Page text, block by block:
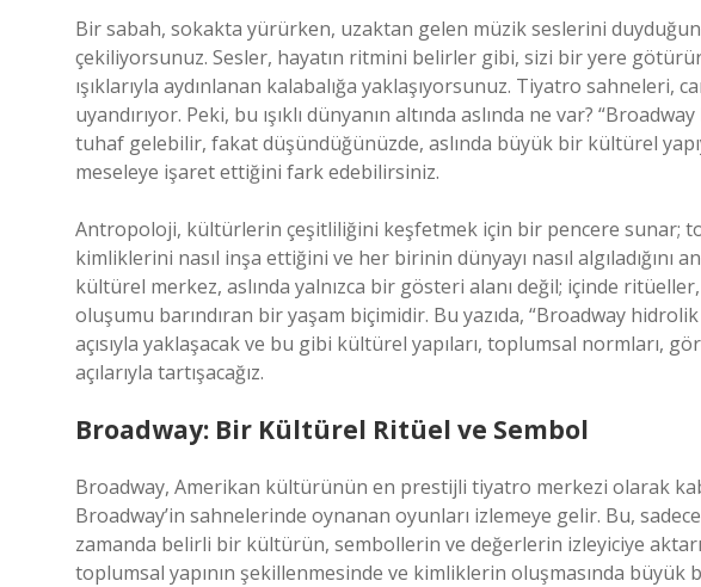
Bir sabah, sokakta yürürken, uzaktan gelen müzik seslerini
çekiliyorsunuz. Sesler, hayatın ritmini belirler gibi, sizi bir yere
ışıklarıyla aydınlanan kalabalığa yaklaşıyorsunuz. Tiyatro sahneleri,
uyandırıyor. Peki, bu ışıklı dünyanın altında aslında ne var?
tuhaf gelebilir, fakat düşündüğünüzde, aslında büyük bir kültürel
meseleye işaret ettiğini fark edebilirsiniz.
Antropoloji, kültürlerin çeşitliliğini keşfetmek için bir pencere sunar;
kimliklerini nasıl inşa ettiğini ve her birinin dünyayı nasıl algıladığını
kültürel merkez, aslında yalnızca bir gösteri alanı değil; içinde
oluşumu barındıran bir yaşam biçimidir. Bu yazıda, “Broadway
açısıyla yaklaşacak ve bu gibi kültürel yapıları, toplumsal normları,
açılarıyla tartışacağız.
Broadway: Bir Kültürel Ritüel ve Sembol
Broadway, Amerikan kültürünün en prestijli tiyatro merkezi olarak
Broadway’in sahnelerinde oynanan oyunları izlemeye gelir. Bu,
zamanda belirli bir kültürün, sembollerin ve değerlerin izleyiciye
toplumsal yapının şekillenmesinde ve kimliklerin oluşmasında büyük